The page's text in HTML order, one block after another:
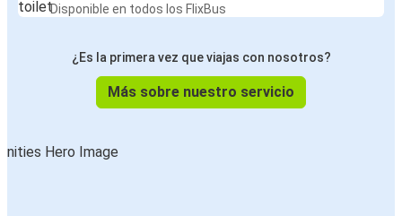
Disponible en todos los FlixBus
¿Es la primera vez que viajas con nosotros?
Más sobre nuestro servicio